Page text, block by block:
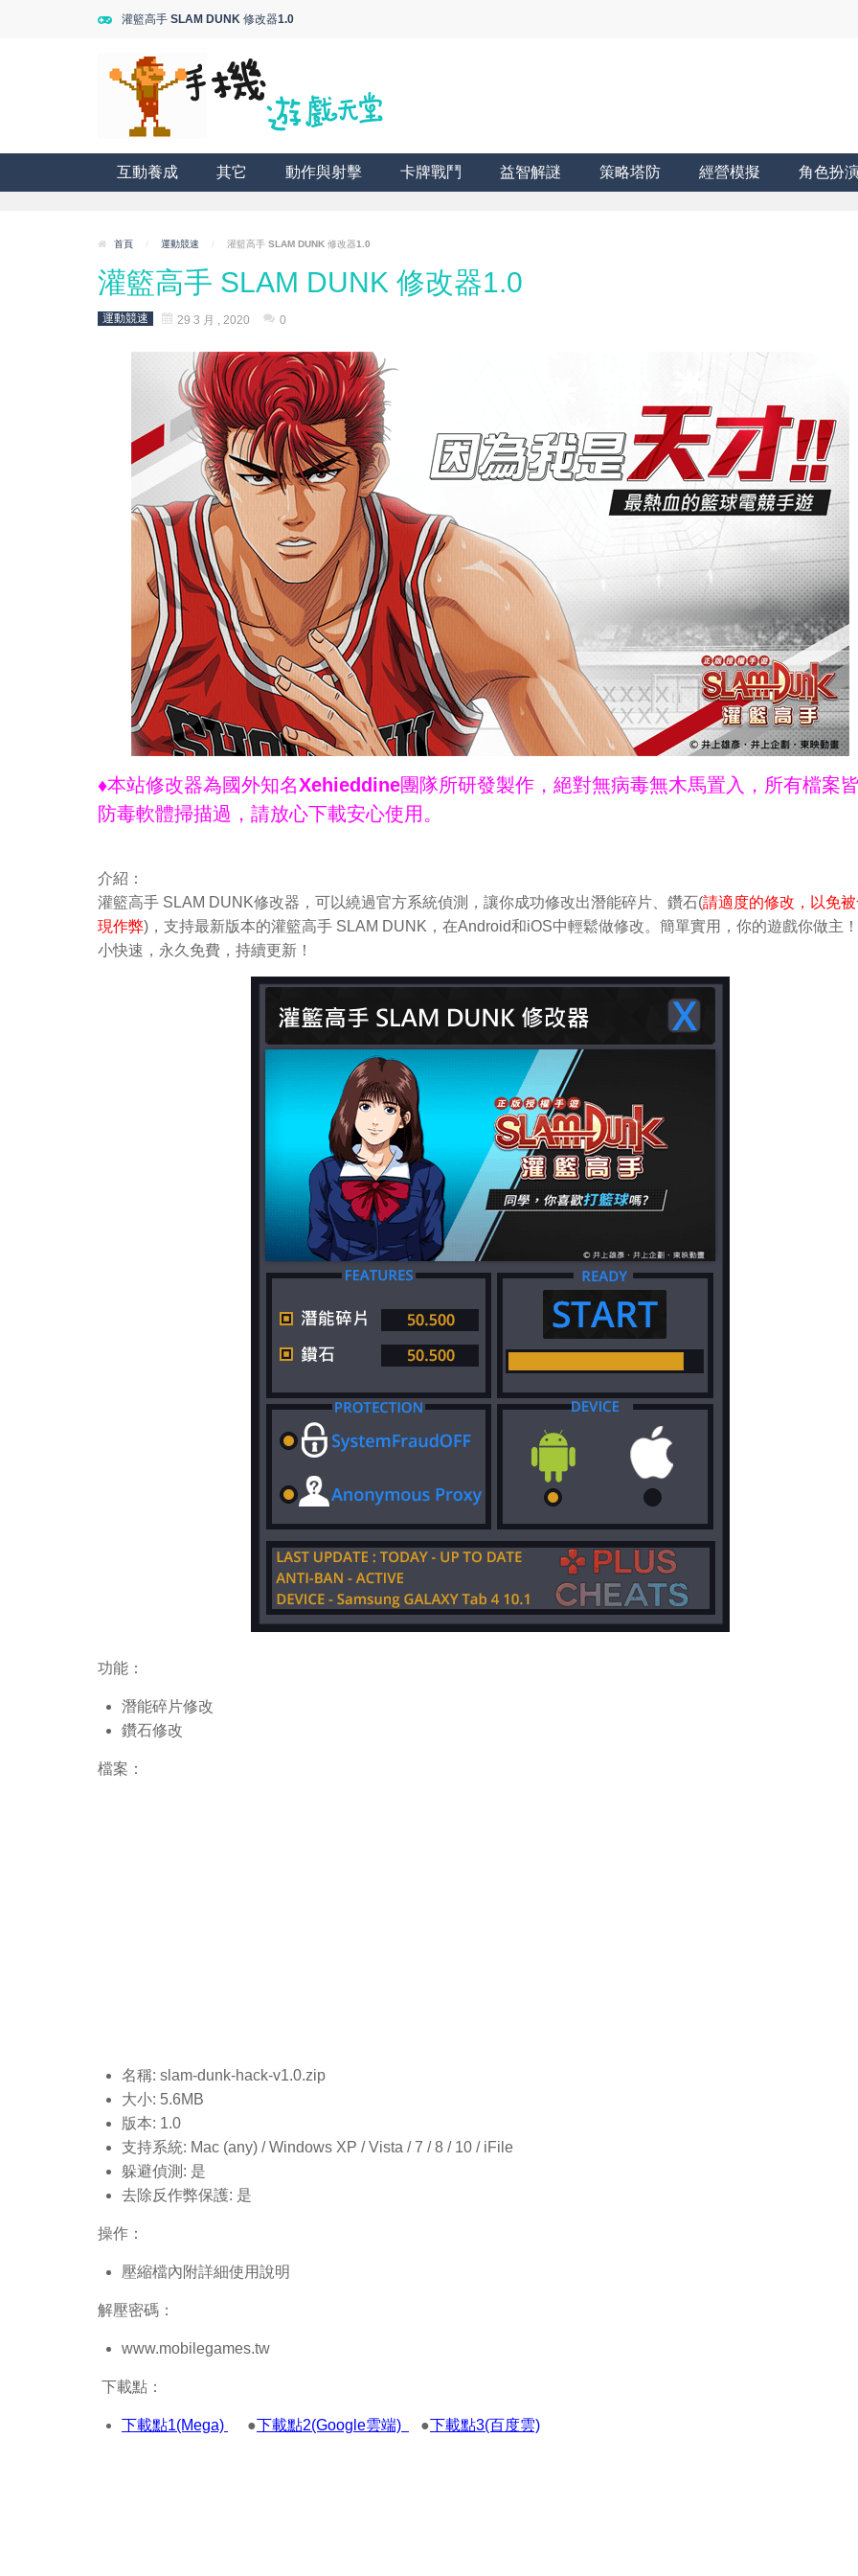
灌籃高手 SLAM DUNK 修改器1.0
互動養成 其它 動作與射擊 卡牌戰鬥 益智解謎 策略塔防 經營模擬 角色扮
首頁 / 運動競速 / 灌籃高手 SLAM DUNK 修改器1.0
灌籃高手 SLAM DUNK 修改器1.0
運動競速 29 3 月 , 2020 0
♦本站修改器為國外知名Xehieddine團隊所研發製作，絕對無病毒無木馬置入，所有檔案
防毒軟體掃描過，請放心下載安心使用。
介紹：
灌籃高手 SLAM DUNK修改器，可以繞過官方系統偵測，讓你成功修改出潛能碎片、鑽石(請適度的修改，以免
現作弊)，支持最新版本的灌籃高手 SLAM DUNK，在Android和iOS中輕鬆做修改。簡單實用，你的遊戲你做主
小快速，永久免費，持續更新！
功能：
潛能碎片修改
鑽石修改
檔案：
名稱: slam-dunk-hack-v1.0.zip
大小: 5.6MB
版本: 1.0
支持系統: Mac (any) / Windows XP / Vista / 7 / 8 / 10 / iFile
躲避偵測: 是
去除反作弊保護: 是
操作：
壓縮檔內附詳細使用說明
解壓密碼：
www.mobilegames.tw
下載點：
下載點1(Mega) ●下載點2(Google雲端) ●下載點3(百度雲)